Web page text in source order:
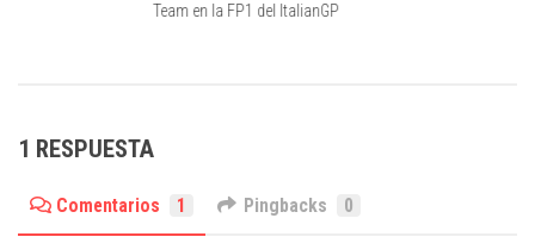
Team en la FP1 del ItalianGP
1 RESPUESTA
Comentarios 1 Pingbacks 0